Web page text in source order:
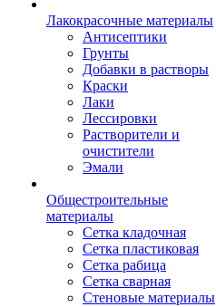
Лакокрасочные материалы
Антисептики
Грунты
Добавки в растворы
Краски
Лаки
Лессировки
Растворители и
очистители
Эмали
Общестроительные
материалы
Сетка кладочная
Сетка пластиковая
Сетка рабица
Сетка сварная
Стеновые материалы